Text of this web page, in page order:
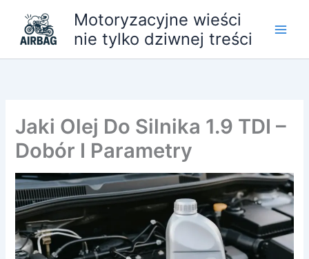
treści
Motoryzacyjne wieści
nie tylko dziwnej treści
Jaki Olej Do Silnika 1.9 TDI –
Dobór I Parametry